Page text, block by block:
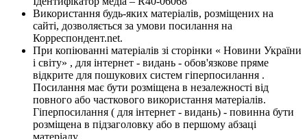
Використання будь-яких матеріалів, розміщених на
сайті, дозволяється за умови посилання на
Корреспондент.net.
При копіюванні матеріалів зі сторінки « Новини України
і світу» , для інтернет - видань - обов'язкове пряме
відкрите для пошукових систем гіперпосилання .
Посилання має бути розміщена в незалежності від
повного або часткового використання матеріалів.
Гіперпосилання ( для інтернет - видань) - повинна бути
розміщена в підзаголовку або в першому абзаці
матеріалу.